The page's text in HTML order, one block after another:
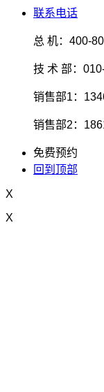
联系电话
总 机：400-
技 术 部：
销售部1：
销售部2：
免费预约
回到顶部
X
X